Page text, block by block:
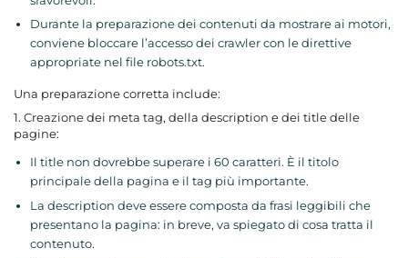
Durante la preparazione dei contenuti da mostrare ai motori,
conviene bloccare l’accesso dei crawler con le direttive
appropriate nel file robots.txt.
Una preparazione corretta include:
1. Creazione dei meta tag, della description e dei title delle
pagine:
Il title non dovrebbe superare i 60 caratteri. È il titolo
principale della pagina e il tag più importante.
La description deve essere composta da frasi leggibili che
presentano la pagina: in breve, va spiegato di cosa tratta il
contenuto.